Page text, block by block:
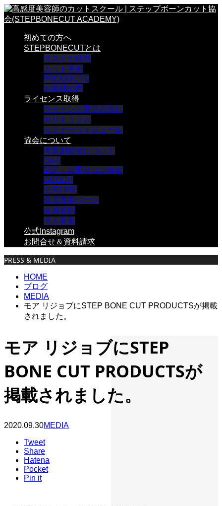
初めての方へ
STEPBONECUTとは
サステナ経営
カット事例
PRODUCTS
お客様の声
ライセンス取得
ライセンス取得の流れ
カリキュラム
セミナースケジュール
協会について
考案創始者について
Q&A
認定・加盟サロン検索
GROUP
公式LINE
会員専用ページ
会員規則
求人募集
公式Instagram
お問合せ＆資料請求
PRESS & MEDIA
HOME
ブログ
MEDIA
モア リジョブにSTEP BONE CUT PRODUCTSが掲載
されました。
モア リジョブにSTEP
BONE CUT PRODUCTSが
掲載されました。
2020.09.30MEDIA
Tweet
Share
Hatena
Pocket
Pin it